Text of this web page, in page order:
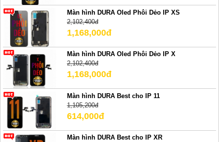
Màn hình DURA Oled Phôi Dẻo IP XS
2,102,400đ
1,168,000đ
Màn hình DURA Oled Phôi Dẻo IP X
2,102,400đ
1,168,000đ
Màn hình DURA Best cho IP 11
1,105,200đ
614,000đ
Màn hình DURA Best cho IP XR